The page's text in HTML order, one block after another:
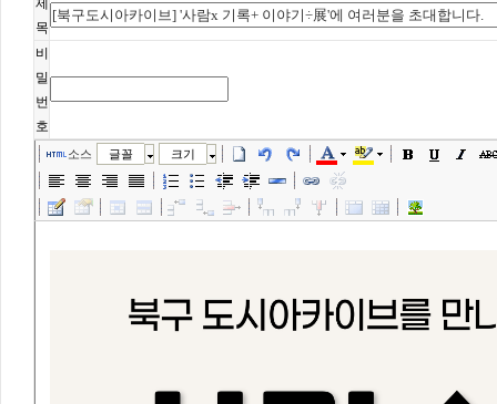
제
목
비
밀
번
호
소스 글꼴 크기